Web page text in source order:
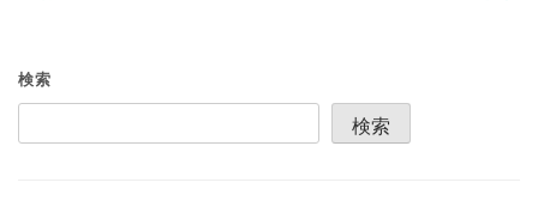
稿
ビ
ゲ
検索
検索